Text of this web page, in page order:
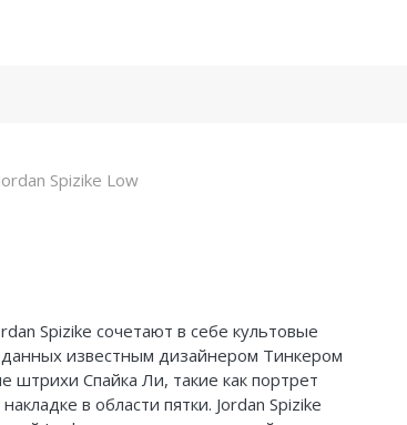
Jordan Spizike Low
Spizike сочетают в себе культовые
известным дизайнером Тинкером
Спайка Ли, такие как портрет
в области пятки. Jordan Spizike